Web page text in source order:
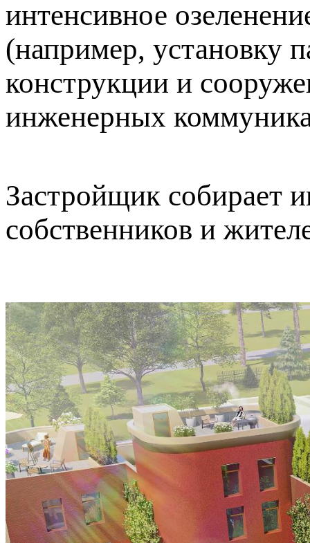
интенсивное
(например, установку
конструкции и
инженерных
Застройщик собирает
собственников и